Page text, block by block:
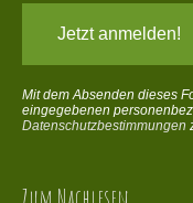
Mit dem Absenden dieses
eingegebenen
Datenschutzbestimmungen